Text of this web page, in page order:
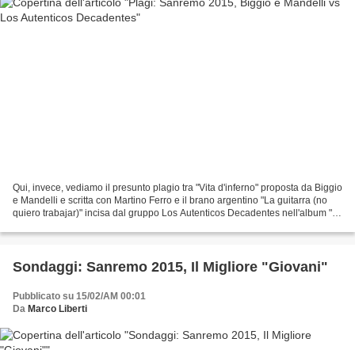
Qui, invece, vediamo il presunto plagio tra "Vita d'inferno" proposta da Biggio
e Mandelli e scritta con Martino Ferro e il brano argentino "La guitarra (no
quiero trabajar)" incisa dal gruppo Los Autenticos Decadentes nell'album "Mi
Sondaggi: Sanremo 2015, Il Migliore "Giovani"
Pubblicato su 15/02/AM 00:01
Da Marco Liberti